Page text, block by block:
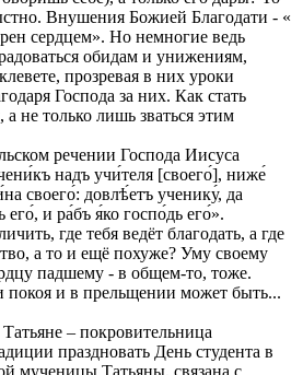
Внушения Божией Благодати - «
сердцем». Но немногие ведь
обидам и унижениям,
прозревая в них уроки
Господа за них. Как стать
не только лишь зваться этим
речении Господа Иисуса
надъ учи́теля [своего́], ниже́
своего́: довлѣ́етъ ученику́, да
его́, и ра́бъ я́ко госпо́дь его́».
где тебя ведёт благодать, а где
а то и ещё похуже? Уму своему
падшему - в общем-то, тоже.
покоя и в прельщении может быть...
– покровительница
праздновать День студента в